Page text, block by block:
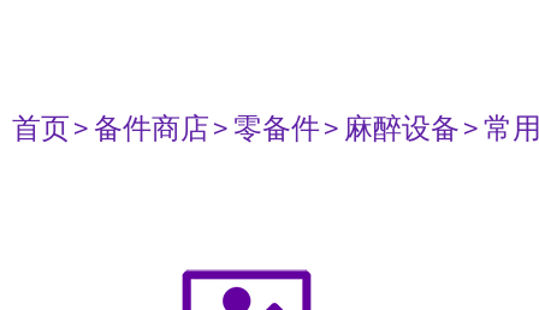
首页> 备件商店> 零备件> 麻醉设备> 常